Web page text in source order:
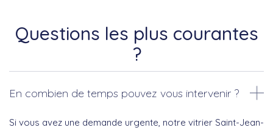
Questions les plus courantes
?
En combien de temps pouvez vous intervenir ?
Si vous avez une demande urgente, notre vitrier Saint-Jean-